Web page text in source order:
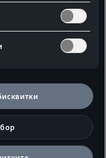
Audi автоматично
натиснете
повреда,
чрез сервизния
и лесно.